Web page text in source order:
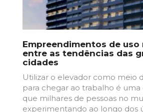
Empreendimentos de
entre as tendências das
cidades
Utilizar o elevador como meio
para chegar ao trabalho é uma
que milhares de pessoas no
experimentando ao longo dos